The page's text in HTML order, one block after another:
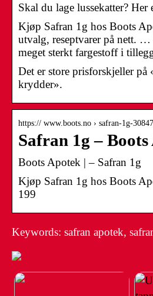
Skal du lage lussekatter? Her
Kjøp Safran 1g hos Boots
utvalg, reseptvarer på nett.
meget sterkt fargestoff i
Det er store prisforskjeller på
krydder».
https:// www.boots.no › safran-1g-
Safran 1g –
Boots Apotek | – Safran 1g
Kjøp Safran 1g hos Boots
199
Keywords: safran apotek,